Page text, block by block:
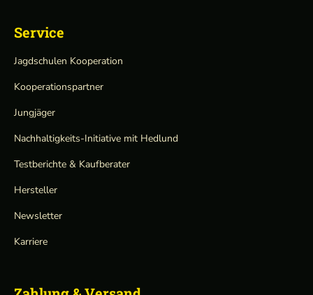
Service
Jagdschulen Kooperation
Kooperationspartner
Jungjäger
Nachhaltigkeits-Initiative mit Hedlund
Testberichte & Kaufberater
Hersteller
Newsletter
Karriere